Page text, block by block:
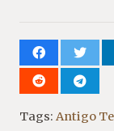
Tags: Antigo